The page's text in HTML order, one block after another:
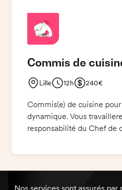
vous devrez faire preuve de
d'organisation et de
d'hygiène.
Commis de
Lille 12h 240€
Commis(e) de cuisine
dynamique. Vous
responsabilité du Chef de
préparation et de la mise
Lille dans notre restaurant